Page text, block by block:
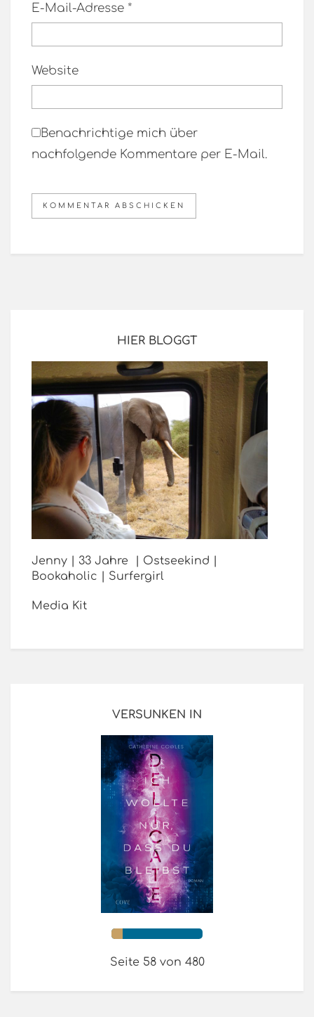
E-Mail-Adresse *
Website
Benachrichtige mich über
nachfolgende Kommentare per E-Mail.
HIER BLOGGT
Jenny | 33 Jahre | Ostseekind |
Bookaholic | Surfergirl
Media Kit
VERSUNKEN IN
Seite 58 von 480